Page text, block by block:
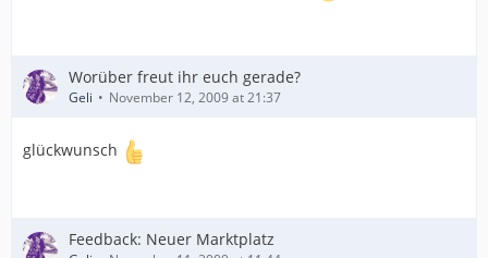
Worüber freut ihr euch gerade?
Geli November 12, 2009 at 21:37
glückwunsch
Feedback: Neuer Marktplatz